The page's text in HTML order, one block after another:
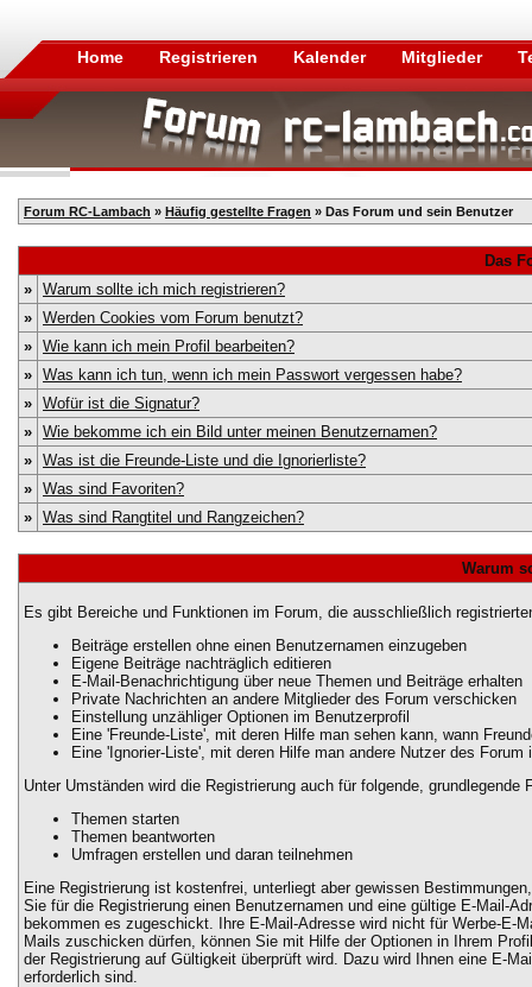
Home Registrieren Kalender Mitglieder
Forum RC-Lambach » Häufig gestellte Fragen » Das Forum und sein Benutzer
Das
» Warum sollte ich mich registrieren?
» Werden Cookies vom Forum benutzt?
» Wie kann ich mein Profil bearbeiten?
» Was kann ich tun, wenn ich mein Passwort vergessen habe?
» Wofür ist die Signatur?
» Wie bekomme ich ein Bild unter meinen Benutzernamen?
» Was ist die Freunde-Liste und die Ignorierliste?
» Was sind Favoriten?
» Was sind Rangtitel und Rangzeichen?
Warum
Es gibt Bereiche und Funktionen im Forum, die ausschließlich
Beiträge erstellen ohne einen Benutzernamen einzugeben
Eigene Beiträge nachträglich editieren
E-Mail-Benachrichtigung über neue Themen und Beiträge erhalten
Private Nachrichten an andere Mitglieder des Forum verschicken
Einstellung unzähliger Optionen im Benutzerprofil
Eine 'Freunde-Liste', mit deren Hilfe man sehen kann, wann
Eine 'Ignorier-Liste', mit deren Hilfe man andere Nutzer des Forum
Unter Umständen wird die Registrierung auch für folgende, grundlegende
Themen starten
Themen beantworten
Umfragen erstellen und daran teilnehmen
Eine Registrierung ist kostenfrei, unterliegt aber gewissen
Sie für die Registrierung einen Benutzernamen und eine gültige E-Mail-
bekommen es zugeschickt. Ihre E-Mail-Adresse wird nicht für Werbe-E-
Mails zuschicken dürfen, können Sie mit Hilfe der Optionen in Ihrem
der Registrierung auf Gültigkeit überprüft wird. Dazu wird Ihnen eine E-
erforderlich sind.